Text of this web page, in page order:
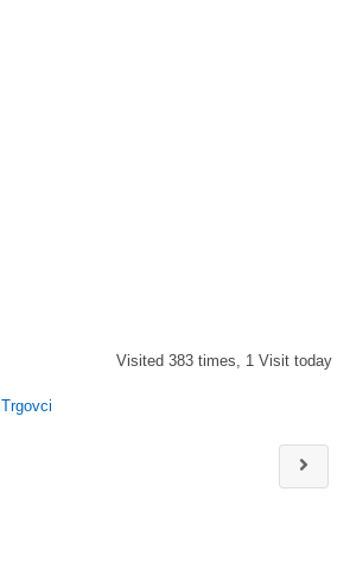
Visited 383 times, 1 Visit today
Trgovci